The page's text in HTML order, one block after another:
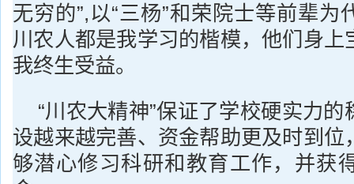
无穷的”,以“三杨”和荣院士等前辈为
川农人都是我学习的楷模，他们身上
我终生受益。
“川农大精神”保证了学校硬实力
设越来越完善、资金帮助更及时到位
够潜心修习科研和教育工作，并获